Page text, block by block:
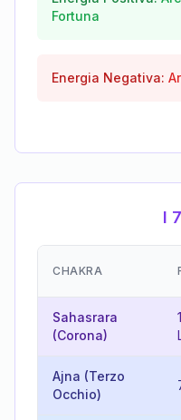
Fortuna
Energia Negativa:
I
CHAKRA
Sahasrara
(Corona)
Ajna (Terzo
Occhio)